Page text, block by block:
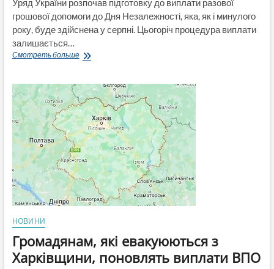
Уряд України розпочав підготовку до виплати разової
грошової допомоги до Дня Незалежності, яка, як і минулого
року, буде здійснена у серпні. Цьогоріч процедура виплати
залишається…
Смотреть большеСтартував
виплати
разової
грошової
допомоги
до
Дня
Незалежності
України:
хто
зможе
отримати
НОВИНИ
Громадянам, які евакуюються з
Харківщини, поновлять виплати ВПО